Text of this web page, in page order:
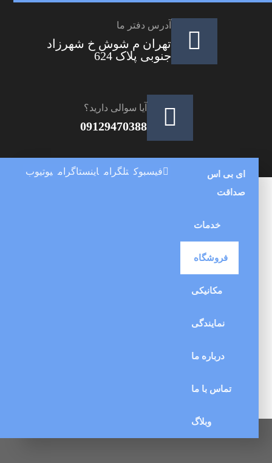
آدرس دفتر ما
تهران م شوش خ شهرزاد
جنوبی پلاک 624
آیا سوالی دارید؟
09129470388
ای بی اس
صداقت
خدمات
فروشگاه
مکانیکی
نمایندگی
درباره ما
تماس با ما
وبلاگ
فیسبوک تلگرام اینستاگرام یوتیوب